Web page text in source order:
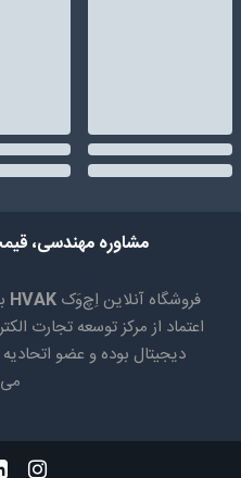
مشاوره مهندسی،
فروشگاه آنلاین اِچ‌وَک HVAK
اعتماد از مرکز توسعه تجارت
دیجیتال بوده و عضو